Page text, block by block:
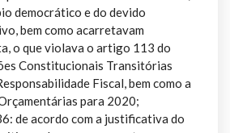
democrático e do devido
bem como acarretavam
o que violava o artigo 113 do
Constitucionais Transitórias
Fiscal, bem como a
para 2020;
de acordo com a justificativa do